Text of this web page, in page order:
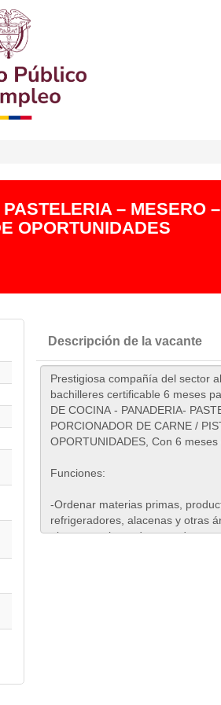
– MESERO –
OPORTUNIDADES
Descripción de la vacante